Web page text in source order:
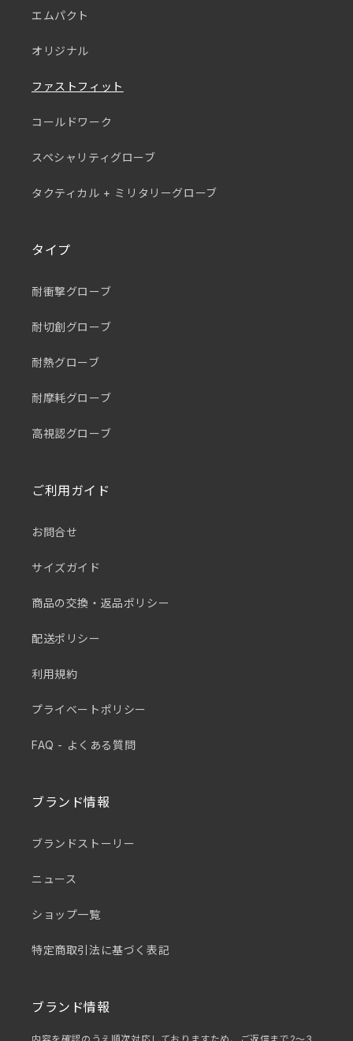
エムパクト
オリジナル
ファストフィット
コールドワーク
スペシャリティグローブ
タクティカル + ミリタリーグローブ
タイプ
耐衝撃グローブ
耐切創グローブ
耐熱グローブ
耐摩耗グローブ
高視認グローブ
ご利用ガイド
お問合せ
サイズガイド
商品の交換・返品ポリシー
配送ポリシー
利用規約
プライベートポリシー
FAQ - よくある質問
ブランド情報
ブランドストーリー
ニュース
ショップ一覧
特定商取引法に基づく表記
ブランド情報